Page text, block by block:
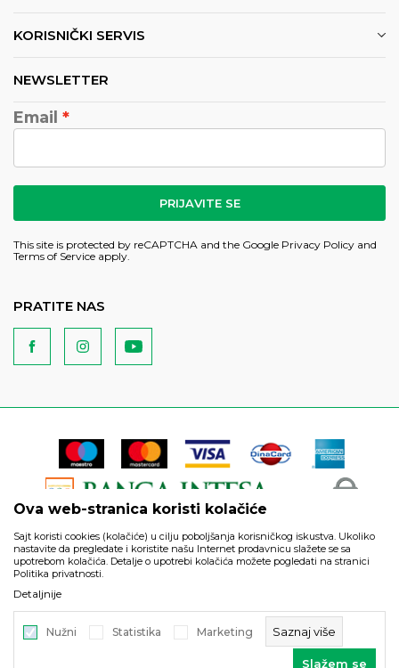
KORISNIČKI SERVIS
NEWSLETTER
Email
PRIJAVITE SE
This site is protected by reCAPTCHA and the Google Privacy Policy and
Terms of Service apply.
PRATITE NAS
artikli prikazani na sajtu su deo naše ponude i ne podrazumeva
da su dostupni u svakom trenutku.
, IzradaNB SOFT. Sva prava
Ova web-stranica koristi kolačiće
Sajt koristi cookies (kolačiće) u cilju poboljšanja korisničkog iskustva. Ukoliko
nastavite da pregledate i koristite našu Internet prodavnicu slažete se sa
upotrebom kolačića. Detalje o upotrebi kolačića možete pogledati na stranici
Politika privatnosti.
Detaljnije
Nužni Statistika Marketing Saznaj više
Slažem se